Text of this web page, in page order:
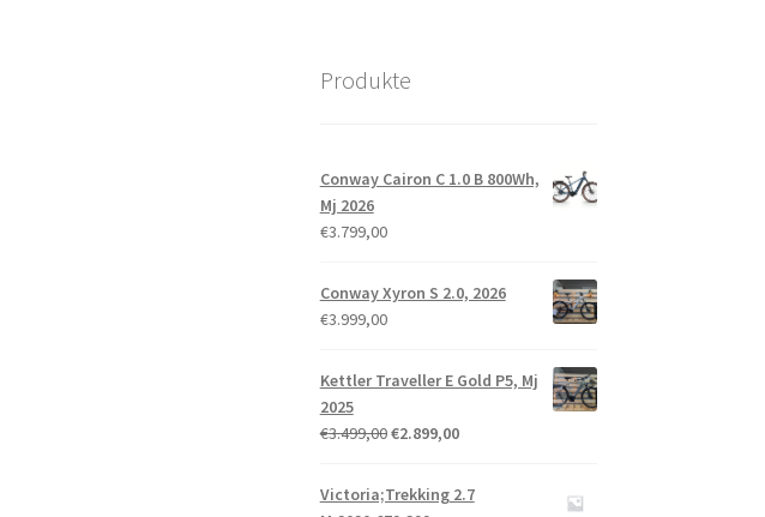
Produkte
Conway Cairon C 1.0 B 800Wh,
Mj 2026
€3.799,00
Conway Xyron S 2.0, 2026
€3.999,00
Kettler Traveller E Gold P5, Mj
2025
€3.499,00€2.899,00
Victoria;Trekking 2.7